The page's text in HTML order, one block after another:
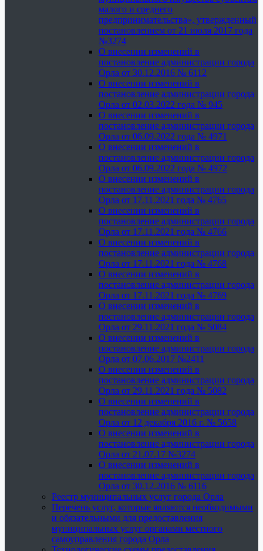
малого и среднего
предпринимательства», утвержденный
постановлением от 21 июля 2017 года
№3274
О внесении изменений в
постановление администрации города
Орла от 30.12.2016 № 6112
О внесении изменений в
постановление администрации города
Орла от 02.03.2022 года № 945
О внесении изменений в
постановление администрации города
Орла от 06.09.2022 года № 4971
О внесении изменений в
постановление администрации города
Орла от 06.09.2022 года № 4972
О внесении изменений в
постановление администрации города
Орла от 17.11.2021 года № 4765
О внесении изменений в
постановление администрации города
Орла от 17.11.2021 года № 4766
О внесении изменений в
постановление администрации города
Орла от 17.11.2021 года № 4768
О внесении изменений в
постановление администрации города
Орла от 17.11.2021 года № 4769
О внесении изменений в
постановление администрации города
Орла от 29.11.2021 года № 5084
О внесении изменений в
постановление администрации города
Орла от 07.06.2017 №2411
О внесении изменений в
постановление администрации города
Орла от 29.11.2021 года № 5082
О внесении изменений в
постановление администрации города
Орла от 12 декабря 2016 г. № 5658
О внесении изменений в
постановление администрации города
Орла от 21.07.17 №3274
О внесении изменений в
постановление администрации города
Орла от 30.12.2016 № 6116
Реестр муниципальных услуг города Орла
Перечень услуг, которые являются необходимыми
и обязательными для предоставления
муниципальных услуг органами местного
самоуправления города Орла